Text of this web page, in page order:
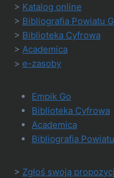
> Katalog online
> Bibliografia Powiatu
> Biblioteka Cyfrowa
> Academica
> e-zasoby
Empik Go
Biblioteka Cyfrowa
Academica
Bibliografia
> Zgłoś swoją